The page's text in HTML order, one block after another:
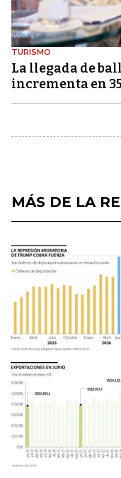
TURISMO
La llegada de
incrementa en
MÁS DE LA